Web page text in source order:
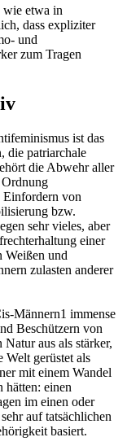
wie etwa in
dass ex­pliziter
und
zum Tragen
ist das
die patriarchale
die Abwehr aller
Ordnung
Einfordern von
bzw.
sehr vieles, aber
einer
Weißen und
zulasten anderer
Männern1 immense
Beschützern von
aus als stärker,
Welt gerüstet als
mit einem Wandel
hätten: einen
im einen oder
auf tatsächlichen
basiert.